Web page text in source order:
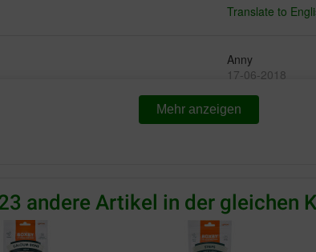
Translate to
Anny
17-06-2018
Perfect ! Alles in
honden vinden ze heerlijk.
Mehr anzeigen
andere Artikel in der gleichen